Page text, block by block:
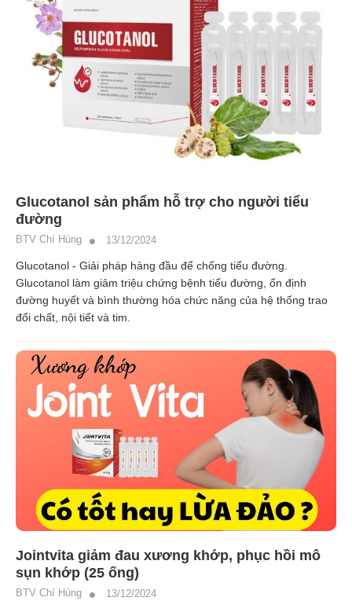
Glucotanol sản phẩm hỗ trợ cho người tiểu
đường
BTV Chí Hùng 13/12/2024
Glucotanol - Giải pháp hàng đầu để chống tiểu đường.
Glucotanol làm giảm triệu chứng bệnh tiểu đường, ổn định
đường huyết và bình thường hóa chức năng của hệ thống trao
đổi chất, nội tiết và tim.
Jointvita giảm đau xương khớp, phục hồi mô
sụn khớp (25 ống)
BTV Chí Hùng 13/12/2024